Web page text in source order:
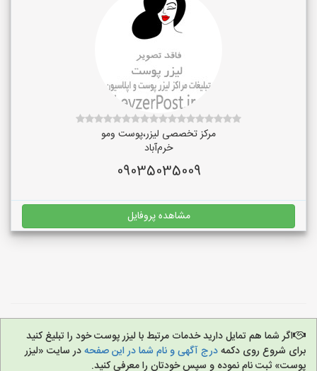
مرکز تخصصی لیزر،پوست و‌مو
خرم‌آباد
09035035009
مشاهده پروفایل
اگر شما هم تمایل دارید خدمات مرتبط با لیزر پوست خود را تبلیغ کنید
برای شروع روی دکمهدرج آگهی و نام شما در این صفحهدر سایت «لیزر
پوست» ثبت نام نموده و سپس خودتان را معرفی کنید.